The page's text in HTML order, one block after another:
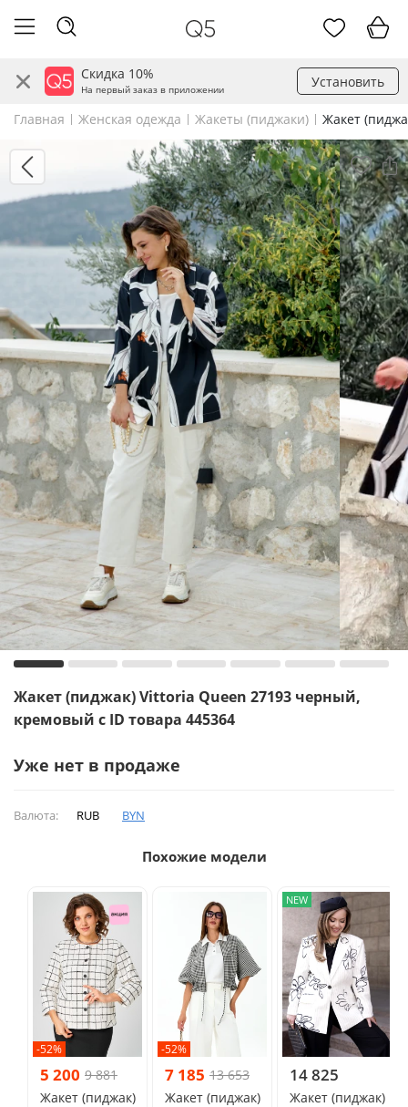
Скидка 10%
На первый заказ в приложении Установить
Главная Женская одежда Жакеты (пиджаки) Жакет
Жакет (пиджак) Vittoria Queen 27193 черный,
кремовый с ID товара 445364
Уже нет в продаже
Валюта: RUB BYN
Похожие модели
-52%
5 200 9 881
Жакет (пиджак)
-52%
7 185 13 653
Жакет (пиджак)
NEW
14 825
Жакет (пиджак)